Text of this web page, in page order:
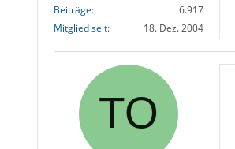
Beiträge
6.917
Mitglied seit
18. Dez. 2004